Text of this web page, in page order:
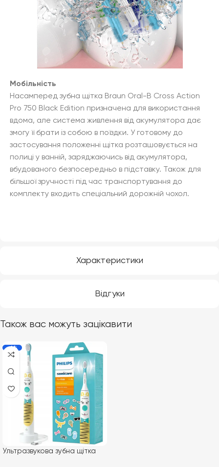
Характеристики
Відгуки
Мобільність
Насамперед зубна щітка Braun Oral-B Cross Action
Pro 750 Black Edition призначена для використання
вдома, але система живлення від акумулятора дає
змогу її брати із собою в поїздки. У готовому до
застосування положенні щітка розташовується на
полиці у ванній, заряджаючись від акумулятора,
вбудованого безпосередньо в підставку. Також для
більшої зручності під час транспортування до
комплекту входить спеціальний дорожній чохол.
Також вас можуть зацікавити
-6%
Ультразвукова зубна щітка